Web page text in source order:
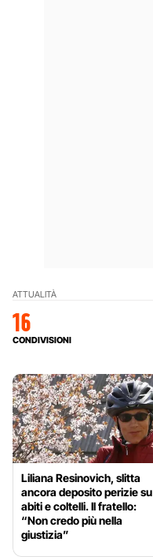
ATTUALITÀ
16
CONDIVISIONI
Liliana Resinovich, slitta
ancora deposito perizie su
abiti e coltelli. Il fratello:
“Non credo più nella
giustizia”